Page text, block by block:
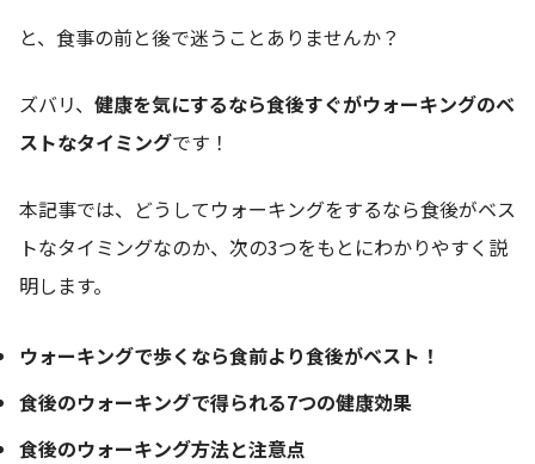
と、食事の前と後で迷うことありませんか？
ズバリ、 健康を気にするなら食後すぐがウォーキングのベ
ストなタイミングです！
本記事では、どうしてウォーキングをするなら食後がベス
トなタイミングなのか、次の3つをもとにわかりやすく説
明します。
ウォーキングで歩くなら食前より食後がベスト！
食後のウォーキングで得られる7つの健康効果
食後のウォーキング方法と注意点